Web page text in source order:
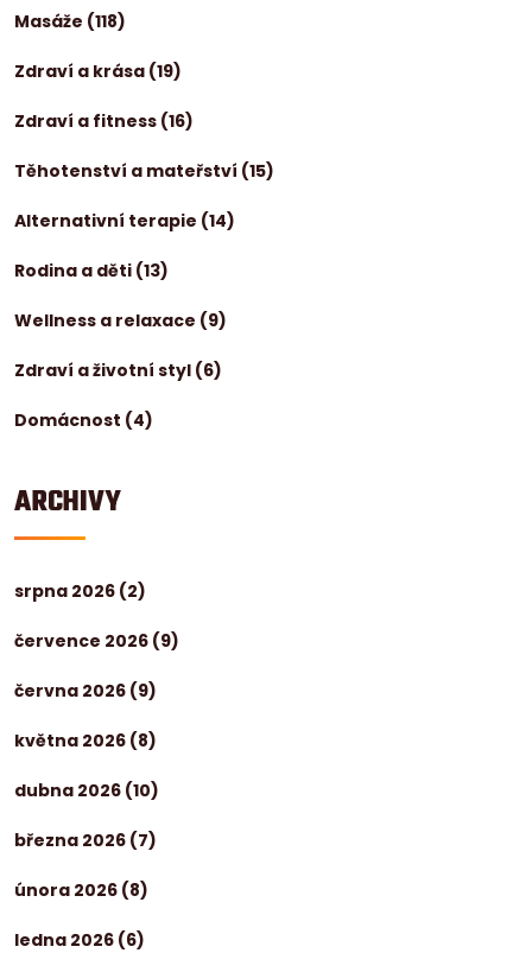
Masáže (118)
Zdraví a krása (19)
Zdraví a fitness (16)
Těhotenství a mateřství (15)
Alternativní terapie (14)
Rodina a děti (13)
Wellness a relaxace (9)
Zdraví a životní styl (6)
Domácnost (4)
ARCHIVY
srpna 2026 (2)
července 2026 (9)
června 2026 (9)
května 2026 (8)
dubna 2026 (10)
března 2026 (7)
února 2026 (8)
ledna 2026 (6)